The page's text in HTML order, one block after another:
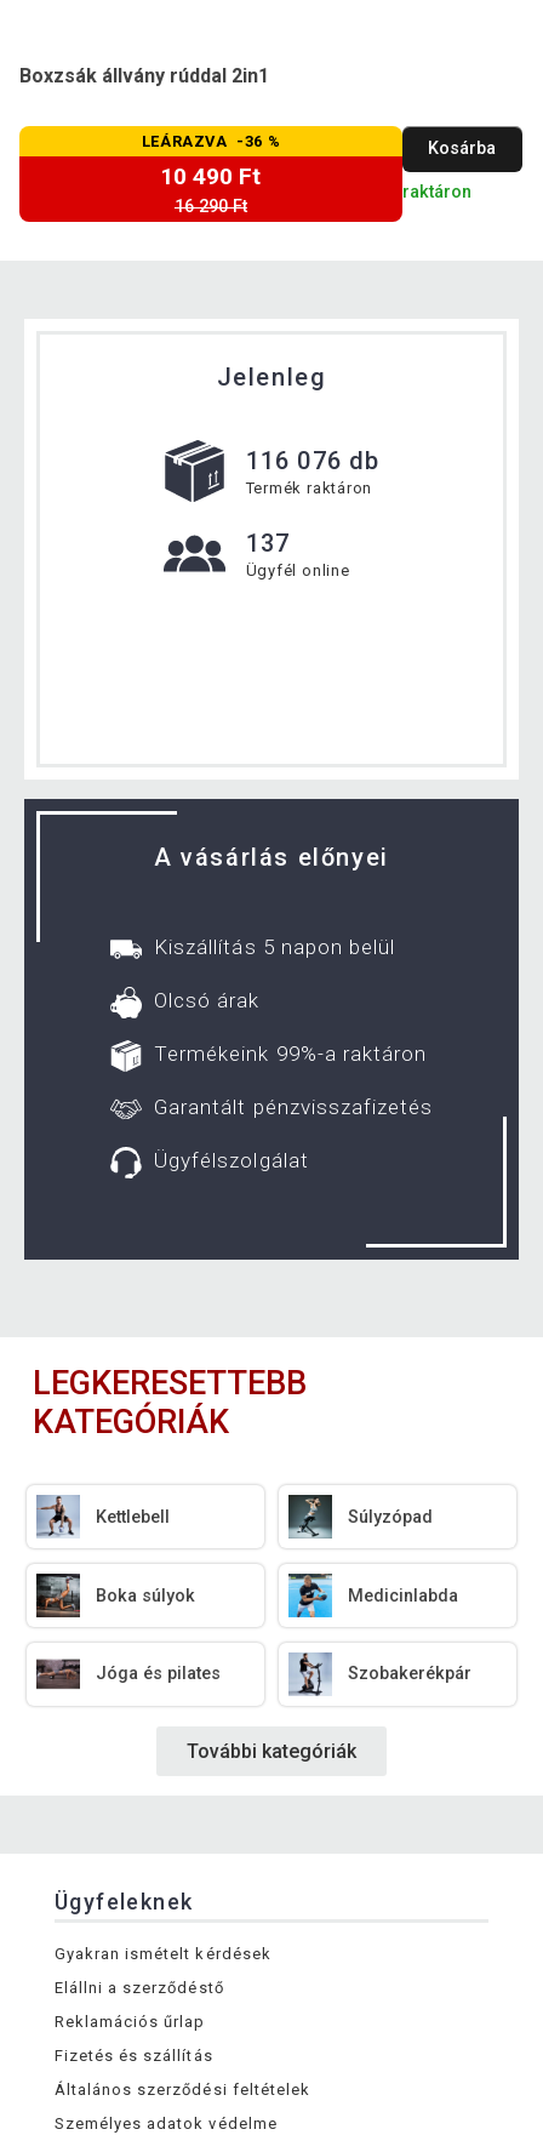
Boxzsák állvány rúddal 2in1
LEÁRAZVA -36 %
10 490 Ft
16 290 Ft
Kosárba
raktáron
Jelenleg
116 076 db
Termék raktáron
137
Ügyfél online
A vásárlás előnyei
Kiszállítás 5 napon belül
Olcsó árak
Termékeink 99%-a raktáron
Garantált pénzvisszafizetés
Ügyfélszolgálat
LEGKERESETTEBB
KATEGÓRIÁK
Kettlebell Súlyzópad
Boka súlyok Medicinlabda
Jóga és pilates Szobakerékpár
További kategóriák
Ügyfeleknek
Gyakran ismételt kérdések
Elállni a szerződéstő
Reklamációs űrlap
Fizetés és szállítás
Általános szerződési feltételek
Személyes adatok védelme